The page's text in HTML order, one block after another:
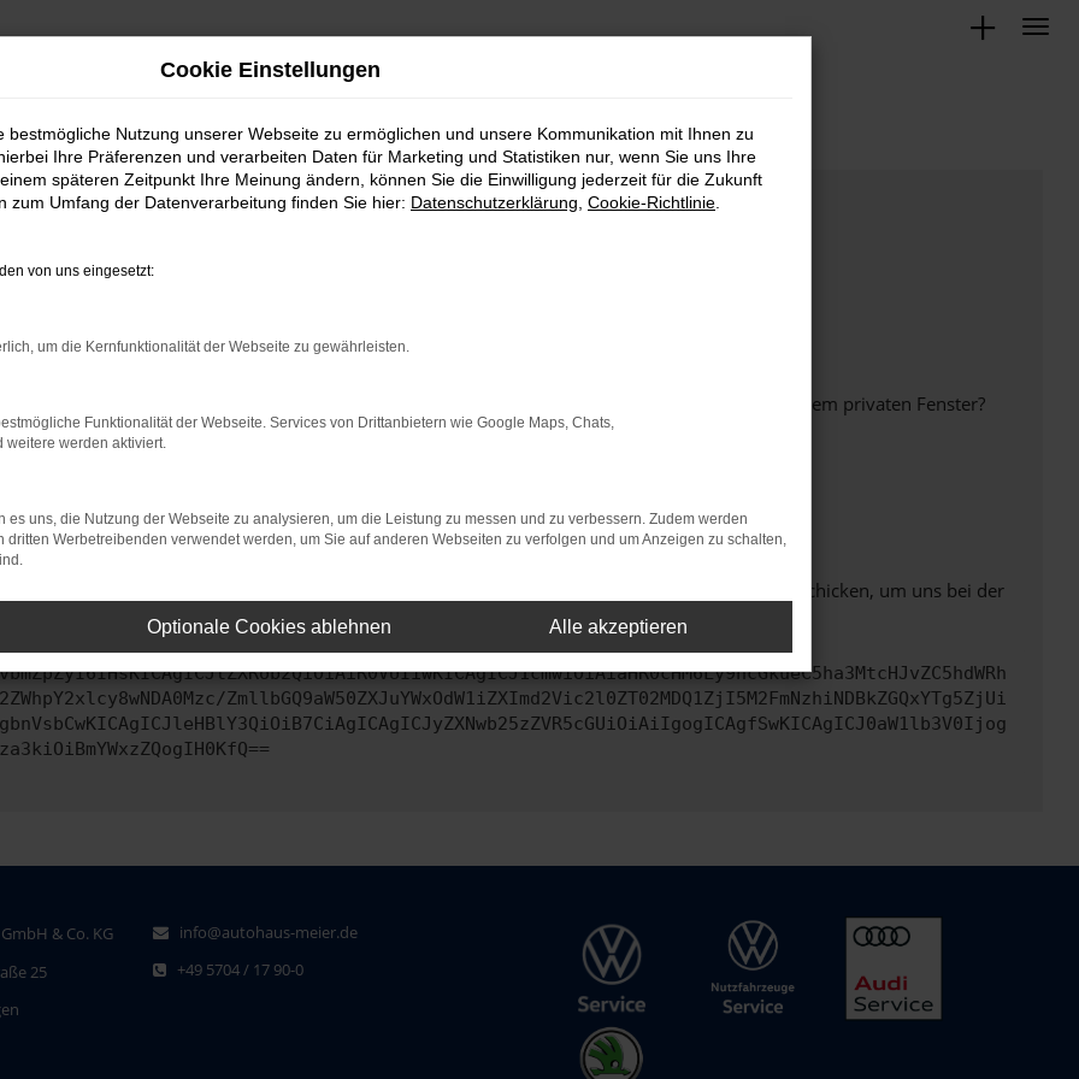
bestimmter Seiten verhindern. Funktioniert die Seite in einem anderen Browser oder in einem privaten Fenster?
beheben.
auf dem neuesten Stand sind.
kann auch dazu führen, dass bestimmte Funktionen nicht mehr unterstützt werden.
uns bitte. Wir werden versuchen, das Problem zu beheben. Du kannst uns diesen Text schicken, um uns bei der
ZmllbGQ9aW50ZXJuYWxOdW1iZXImd2Vic2l0ZT02MDQ1ZjI5M2FmNzhiNDBkZGQxYTg5ZjUi
& Co. KG
25
info@autohaus-meier.de
+49 5704 / 17 90-0
Cookie Einstellungen
bestmögliche Nutzung unserer Webseite zu ermöglichen und unsere Kommunikation mit Ihnen zu
Ihre Präferenzen und verarbeiten Daten für Marketing und Statistiken nur, wenn Sie uns Ihre
späteren Zeitpunkt Ihre Meinung ändern, können Sie die Einwilligung jederzeit für die Zukunft
zum Umfang der Datenverarbeitung finden Sie hier: Datenschutzerklärung Cookie-Richtlinie
von uns eingesetzt:
um die Kernfunktionalität der Webseite zu gewährleisten.
Funktionalität der Webseite. Services von Drittanbietern wie Google Maps, Chats,
weitere werden aktiviert.
es uns, die Nutzung der Webseite zu analysieren, um die Leistung zu messen und zu verbessern. Zudem werden
dritten Werbetreibenden verwendet werden, um Sie auf anderen Webseiten zu verfolgen und um Anzeigen zu schalten,
Optionale Cookies ablehnen Alle akzeptieren